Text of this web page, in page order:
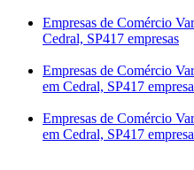
Empresas de Comércio
Cedral, SP417 empresas
Empresas de Comércio
em Cedral, SP417
Empresas de Comércio
em Cedral, SP417